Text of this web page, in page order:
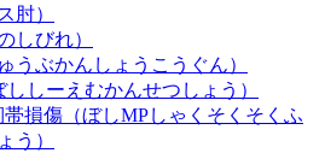
肘）
しびれ）
うぶかんしょうこうぐん）
しーえむかんせつしょう）
損傷（ぼしMPしゃくそくそくふ
う）